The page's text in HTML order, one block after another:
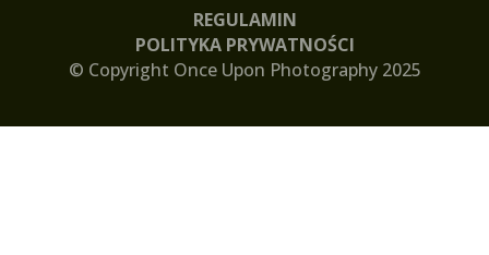
© Copyright Once Upon Photography 2025
REGULAMIN
POLITYKA PRYWATNOŚCI